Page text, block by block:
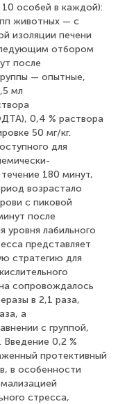
10 особей в каждой):
животных — с
изоляции печени
отбором
после
— опытные,
мл
0,4 % раствора
50 мг/кг.
для
180 минут,
возрастало
с пиковой
после
уровня лабильного
представляет
стратегию для
сопровождалось
в 2,1 раза,
а
с группой,
Введение 0,2 %
протективный
в особенности
стресса,